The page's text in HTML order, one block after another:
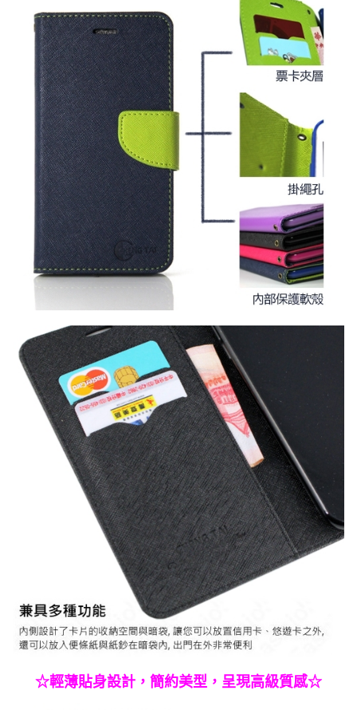
☆輕薄貼身設計，簡約美型，呈現高級質感☆